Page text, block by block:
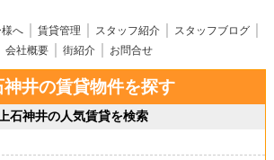
へ 賃貸管理 スタッフ紹介
スタッフブログ
会社概要 街紹介 お問合せ
神井の賃貸物件を探す
上石神井の人気賃貸を検索